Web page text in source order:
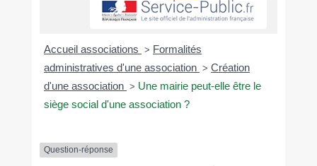
Accueil associations > Formalités
administratives d'une association > Création
d'une association > Une mairie peut-elle être le
siège social d'une association ?
Question-réponse